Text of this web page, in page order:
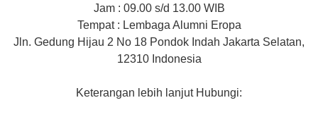
Jam : 09.00 s/d 13.00 WIB
Tempat : Lembaga Alumni Eropa
Jln. Gedung Hijau 2 No 18 Pondok Indah Jakarta Selatan,
12310 Indonesia
Keterangan lebih lanjut Hubungi: